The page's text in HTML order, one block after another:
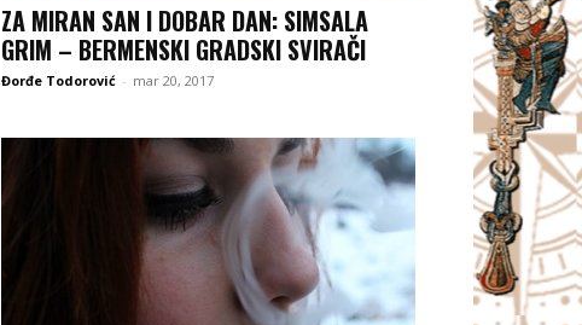
ZA MIRAN SAN I DOBAR DAN: SIMSALA
GRIM – BERMENSKI GRADSKI SVIRAČI
Đorđe Todorović - mar 20, 2017